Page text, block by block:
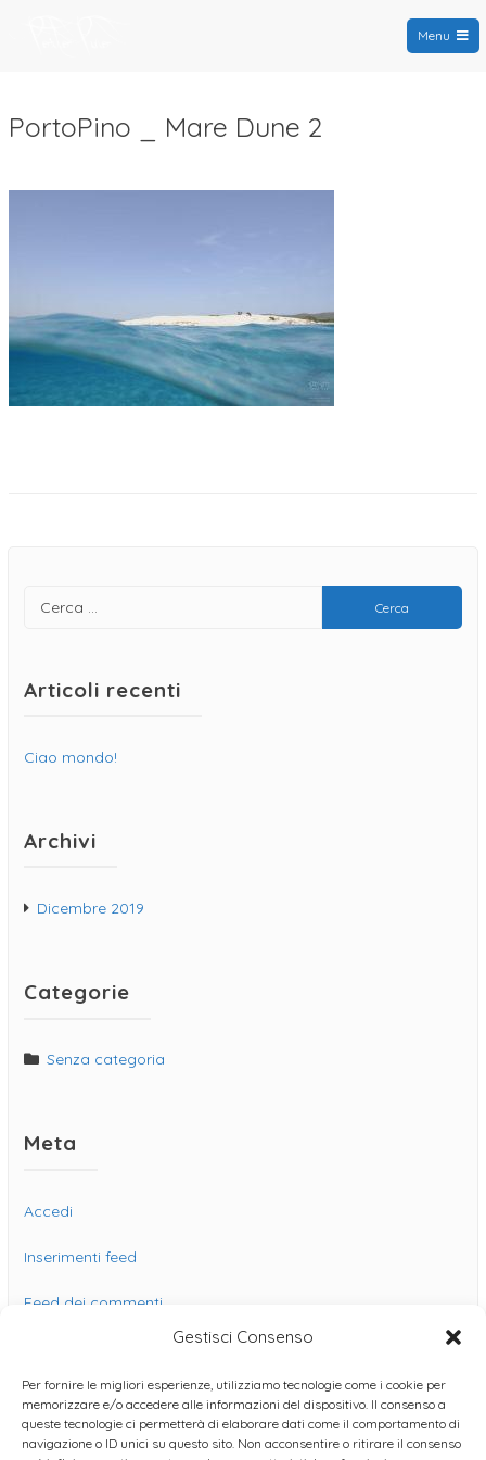
Gestisci Consenso
Per fornire le migliori esperienze, utilizziamo tecnologie come i cookie per
memorizzare e/o accedere alle informazioni del dispositivo. Il consenso a
queste tecnologie ci permetterà di elaborare dati come il comportamento di
navigazione o ID unici su questo sito. Non acconsentire o ritirare il consenso
Menu
PortoPino _ Mare Dune 2
Articoli recenti
Ciao mondo!
Archivi
Dicembre 2019
Categorie
Senza categoria
Meta
Accedi
Inserimenti feed
Feed dei commenti